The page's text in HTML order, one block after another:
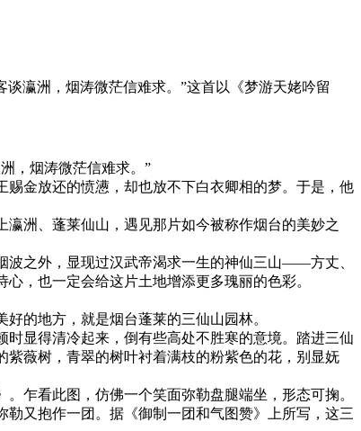
瀛洲，烟涛微茫信难求。”这首以《梦游天姥吟留
，烟涛微茫信难求。”
金放还的愤懑，却也放不下白衣卿相的梦。于是，他
洲、蓬莱仙山，遇见那片如今被称作烟台的美妙之
波之外，显现过汉武帝渴求一生的神仙三山——方丈、
，也一定会给这片土地增添更多瑰丽的色彩。
的地方，就是烟台蓬莱的三仙山园林。
显得清冷起来，倒有些高处不胜寒的意境。踏进三仙
薇树，青翠的树叶衬着满枝的粉紫色的花，别显妩
乍看此图，仿佛一个笑面弥勒盘腿端坐，形态可掬。
又抱作一团。据《御制一团和气图赞》上所写，这三